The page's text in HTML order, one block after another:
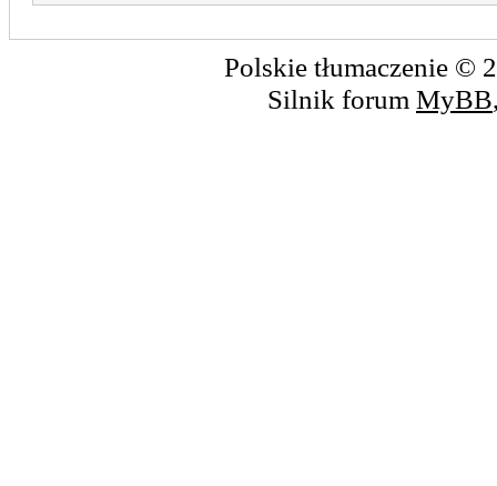
Polskie tłumaczenie ©
Silnik forum MyBB